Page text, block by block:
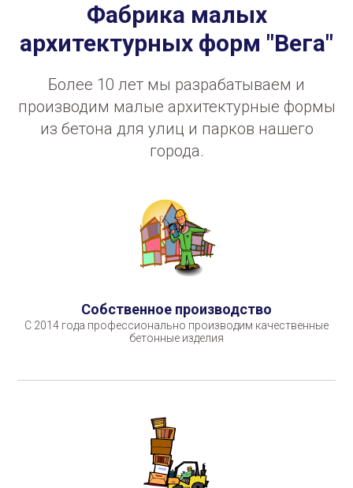
Фабрика малых
архитектурных форм "Вега"
Более 10 лет мы разрабатываем и
производим малые архитектурные формы
из бетона для улиц и парков нашего
города.
Собственное производство
С 2014 года профессионально производим качественные
бетонные изделия